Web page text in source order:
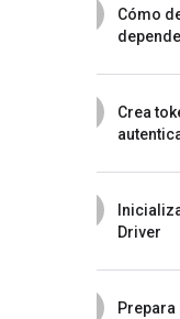
Cómo
Crea
Driver